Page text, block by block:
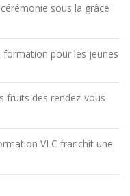
sous la grâce
formation pour les jeunes
fruits des rendez-vous
VLC franchit une